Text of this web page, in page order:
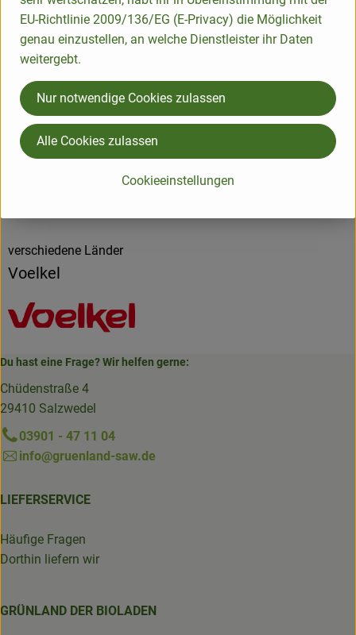
Nährwert-Info
Produktdatenblatt
verschiedene Länder
Voelkel
Du hast eine Frage? Wir helfen gerne:
Chüdenstraße 4
29410 Salzwedel
03901 - 47 11 04
info@gruenland-saw.de
LIEFERSERVICE
Häufige Fragen
Dorthin liefern wir
GRÜNLAND DER BIOLADEN
EU-Richtlinie 2009/136/EG (E-Privacy) die Möglichkeit
genau einzustellen, an welche Dienstleister ihr Daten
weitergebt.
Cookieeinstellungen
Nur notwendige Cookies zulassen
Alle Cookies zulassen